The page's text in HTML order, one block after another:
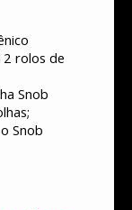
rolos de
Snob
Snob